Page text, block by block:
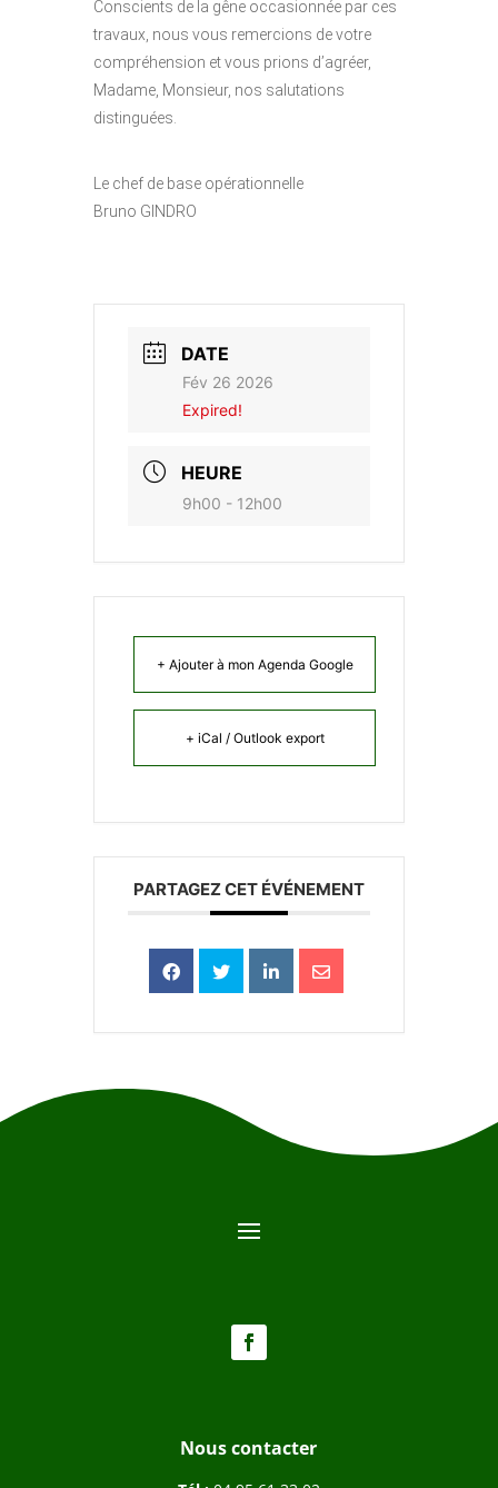
Conscients de la gêne occasionnée par ces
travaux, nous vous remercions de votre
compréhension et vous prions d’agréer,
Madame, Monsieur, nos salutations
distinguées.
Le chef de base opérationnelle
Bruno GINDRO
DATE
Fév 26 2026
Expired!
HEURE
9h00 - 12h00
+ Ajouter à mon Agenda Google
+ iCal / Outlook export
PARTAGEZ CET ÉVÉNEMENT
Nous contacter